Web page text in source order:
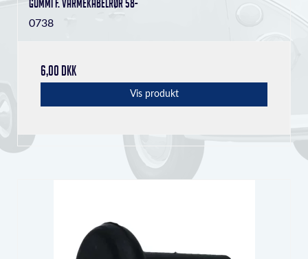
Gummi f. varmekabelrør 58-
0738
6,00 DKK
Vis produkt